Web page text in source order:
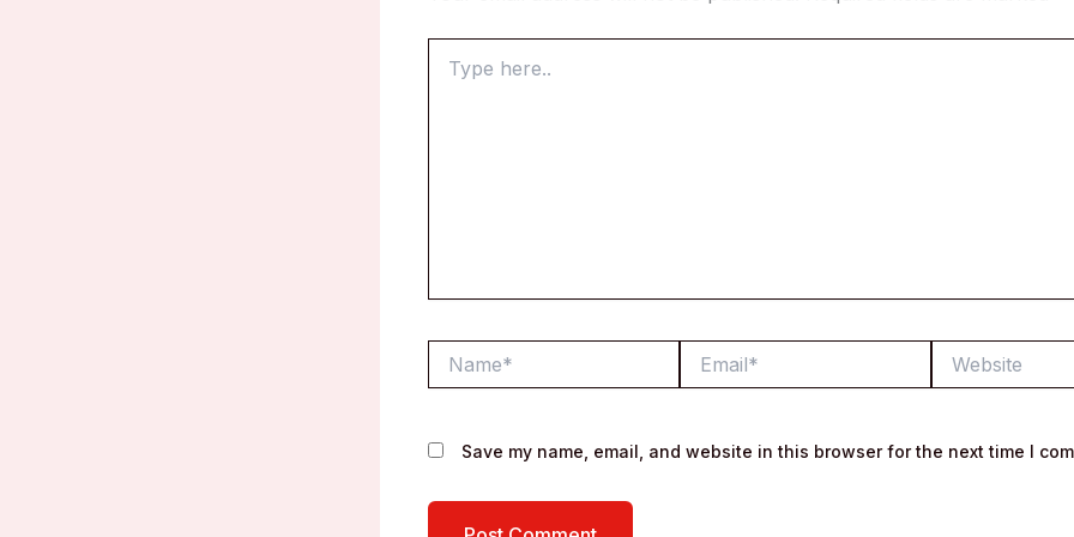
here..
Save my name, email, and website in this browser for the next time I